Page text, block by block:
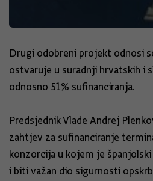
Drugi odobreni projekt odnosi
ostvaruje u suradnji hrvatskih i
odnosno 51% sufinanciranja.
Predsjednik Vlade Andrej
zahtjev za sufinanciranje
konzorcija u kojem je
i biti važan dio sigurnosti